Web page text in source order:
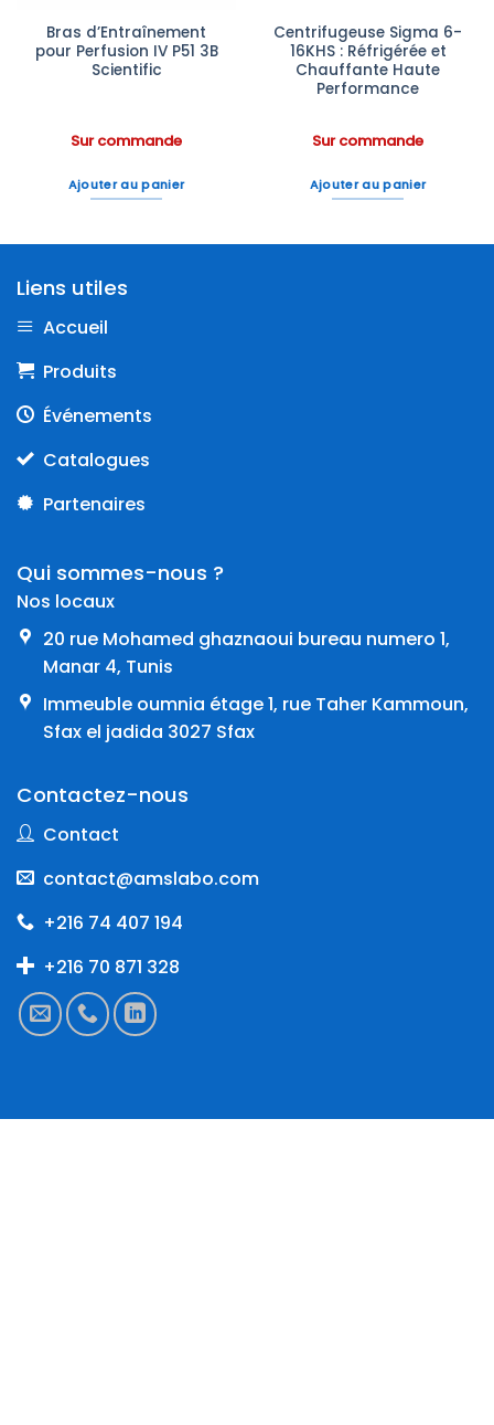
Bras d’Entraînement
pour Perfusion IV P51 3B
Scientific
Sur commande
Ajouter au panier
Centrifugeuse Sigma 6-
16KHS : Réfrigérée et
Chauffante Haute
Performance
Sur commande
Ajouter au panier
Liens utiles
Accueil
Produits
Événements
Catalogues
Partenaires
Qui sommes-nous ?
Nos locaux
20 rue Mohamed ghaznaoui bureau numero 1,
Manar 4, Tunis
Immeuble oumnia étage 1, rue Taher Kammoun,
Sfax el jadida 3027 Sfax
Contactez-nous
Contact
contact@amslabo.com
+216 74 407 194
+216 70 871 328